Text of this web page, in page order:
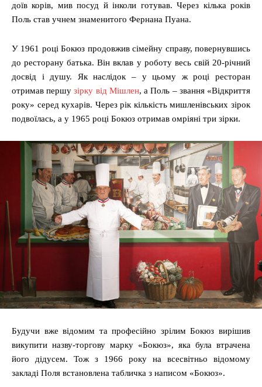
доїв корів, мив посуд й інколи готував. Через кілька років
Поль став учнем знаменитого Фернана Пуана.
У 1961 році Бокюз продовжив сімейну справу, повернувшись
до ресторану батька. Він вклав у роботу весь свій 20-річний
досвід і душу. Як наслідок ‒ у цьому ж році ресторан
отримав першузірку від Мішлен, а Поль ‒ звання «Відкриття
року» серед кухарів. Через рік кількість мишленівських зірок
подвоїлась, а у 1965 році Бокюз отримав омріяні три зірки.
Будучи вже відомим та професійно зрілим Бокюз вирішив
викупити назву-торгову марку «Бокюз», яка була втрачена
його дідусем. Тож з 1966 року на всесвітньо відомому
закладі Поля встановлена табличка з написом «Бокюз».